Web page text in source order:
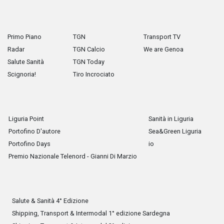
Primo Piano
Radar
Salute Sanità
Scignoria!
TGN
TGN Calcio
TGN Today
Tiro Incrociato
Transport TV
We are Genoa
Liguria Point
Portofino D'autore
Portofino Days
Premio Nazionale Telenord - Gianni Di Marzio
Sanità in Liguria
Sea&Green Liguria
io
Salute & Sanità 4° Edizione
Shipping, Transport & Intermodal 1° edizione Sardegna